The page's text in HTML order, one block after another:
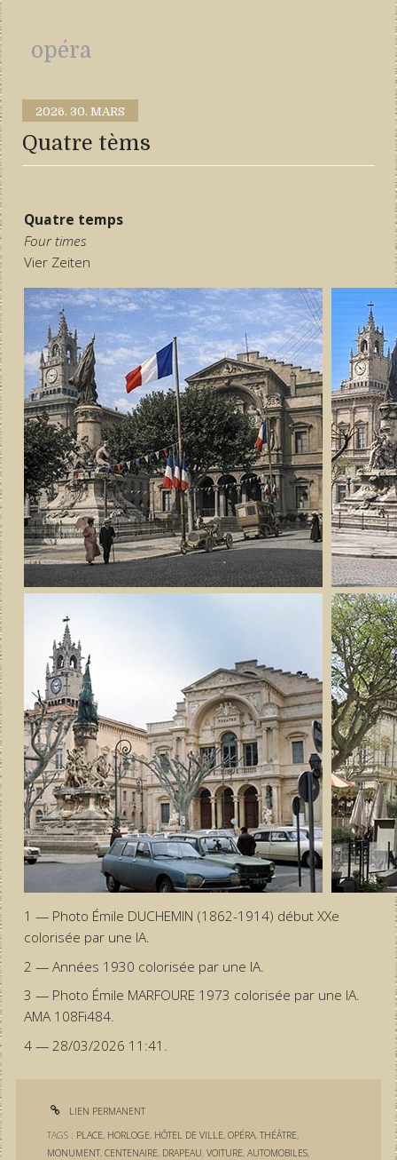
opéra
2026. 30. MARS
Quatre tèms
Quatre temps
Four times
Vier Zeiten
1 — Photo Émile DUCHEMIN (1862-1914) début XXe
colorisée par une IA.
2 — Années 1930 colorisée par une IA.
3 — Photo Émile MARFOURE 1973 colorisée par une IA.
AMA 108Fi484.
4 — 28/03/2026 11:41.
LIEN PERMANENT
TAGS : PLACE, HORLOGE, HÔTEL DE VILLE,OPÉRA,THÉÂTRE,
MONUMENT,CENTENAIRE, DRAPEAU,VOITURE,AUTOMOBILES,